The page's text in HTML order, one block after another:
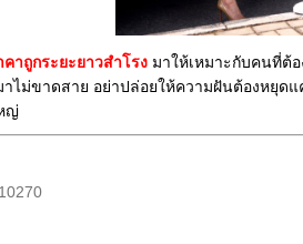
คาถูกระยะยาวสำโรง มาให้เหมาะกับคนที่ต้
ม่ขาดสาย อย่าปล่อยให้ความฝันต้องหยุดแ
ญ่